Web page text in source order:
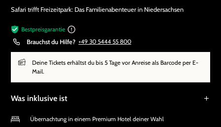
Safari trifft Freizeitpark: Das Familienabenteuer in Niedersachsen
Bestpreisgarantie
Brauchst du Hilfe? +49 30 5444 55 800
Deine Tickets erhältst du bis 5 Tage vor Anreise als Barcode per E-
Mail.
Was inklusive ist
Übernachtung in einem Premium Hotel deiner Wahl